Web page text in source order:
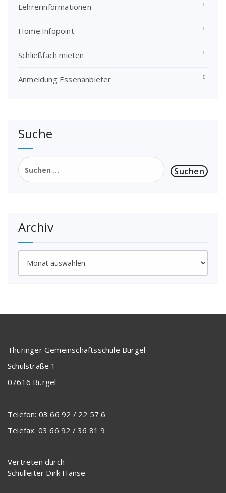
Lehrerinformationen
Home.Infopoint
Schließfach mieten
Anmeldung Essenanbieter
Suche
Suchen
nach:
Archiv
Thüringer Gemeinschaftsschule Bürgel
Schulstraße 1
07616 Bürgel
Telefon: 03 66 92 / 22 57 6
Telefax: 03 66 92 / 36 81 9
Vertreten durch
Schulleiter Dirk Hänse